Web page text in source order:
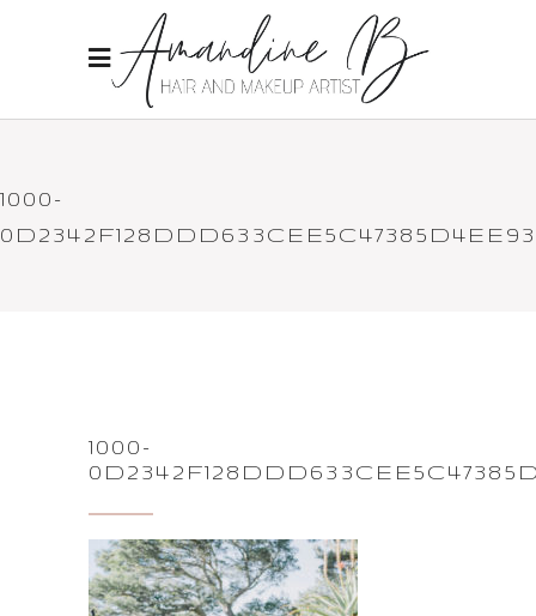
1000-
0D2342F128DDD633CEE5C47385D4EE93
1000-